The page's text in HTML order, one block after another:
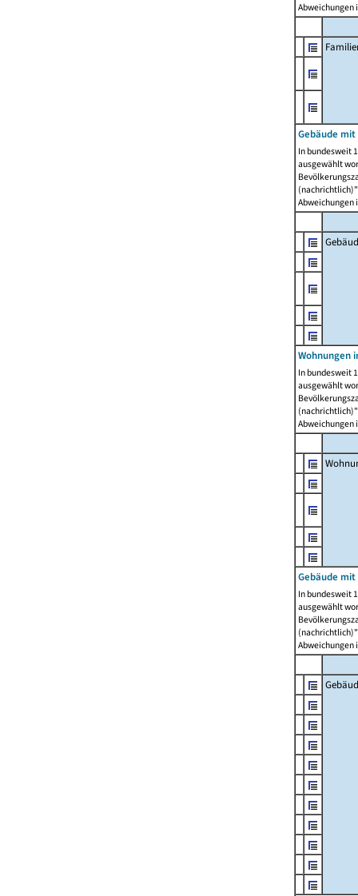
Abweichungen
Gebäude
In bundesweit
ausgewählt
Abweichungen
Wohnungen
In bundesweit
ausgewählt
Abweichungen
Gebäude
In bundesweit
ausgewählt
Abweichungen